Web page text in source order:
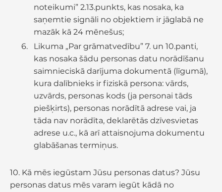
noteikumi” 2.13.punkts, kas nosaka, ka
saņemtie signāli no objektiem ir jāglabā ne
mazāk kā 24 mēnešus;
Likuma „Par grāmatvedību” 7. un 10.panti,
kas nosaka šādu personas datu norādīšanu
saimnieciskā darījuma dokumentā (līgumā),
kura dalībnieks ir fiziskā persona: vārds,
uzvārds, personas kods (ja personai tāds
piešķirts), personas norādītā adrese vai, ja
tāda nav norādīta, deklarētās dzīvesvietas
adrese u.c., kā arī attaisnojuma dokumentu
glabāšanas termiņus.
10. Kā mēs iegūstam Jūsu personas datus? Jūsu
personas datus mēs varam iegūt kādā no